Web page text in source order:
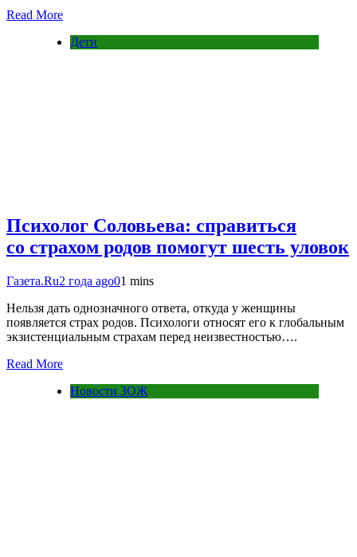
Read More
Дети
Психолог Соловьева: справиться
со страхом родов помогут шесть уловок
Газета.Ru2 года ago01 mins
Нельзя дать однозначного ответа, откуда у женщины
появляется страх родов. Психологи относят его к глобальным
экзистенциальным страхам перед неизвестностью….
Read More
Новости ЗОЖ